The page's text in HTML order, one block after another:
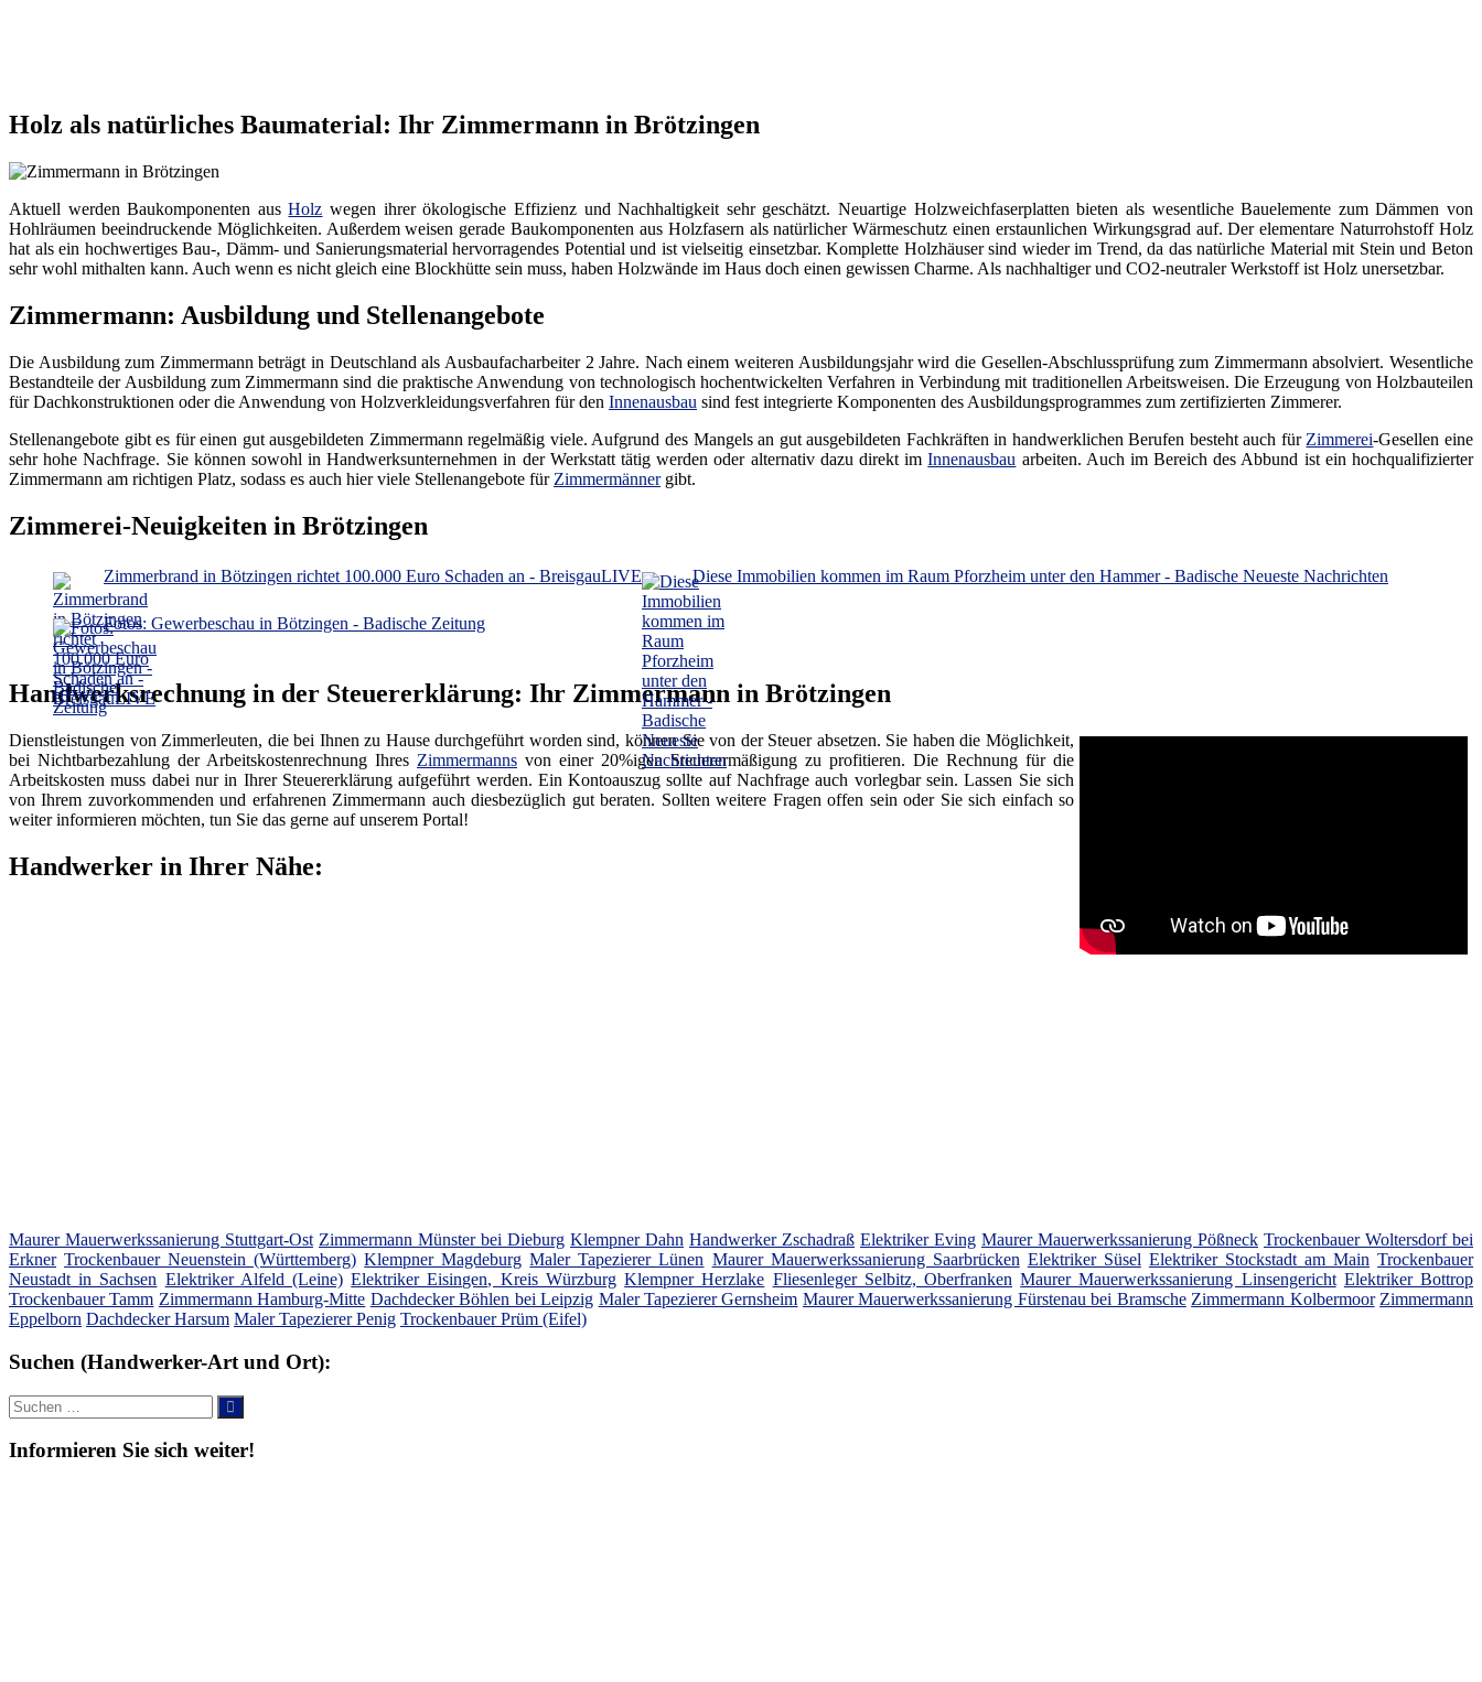
Holz als natürliches Baumaterial: Ihr Zimmermann in Brötzingen
Aktuell werden Baukomponenten ausHolz wegen ihrer ökologische Effizienz und Nachhaltigkeit sehr geschätzt. Neuartige Holzweichfaserplatten bieten als wesentliche Bauelemente zum Dämmen von
Hohlräumen beeindruckende Möglichkeiten. Außerdem weisen gerade Baukomponenten aus Holzfasern als natürlicher Wärmeschutz einen erstaunlichen Wirkungsgrad auf. Der elementare Naturrohstoff Holz
hat als ein hochwertiges Bau-, Dämm- und Sanierungsmaterial hervorragendes Potential und ist vielseitig einsetzbar. Komplette Holzhäuser sind wieder im Trend, da das natürliche Material mit Stein und Beton
sehr wohl mithalten kann. Auch wenn es nicht gleich eine Blockhütte sein muss, haben Holzwände im Haus doch einen gewissen Charme. Als nachhaltiger und CO2-neutraler Werkstoff ist Holz unersetzbar.
Zimmermann: Ausbildung und Stellenangebote
Die Ausbildung zum Zimmermann beträgt in Deutschland als Ausbaufacharbeiter 2 Jahre. Nach einem weiteren Ausbildungsjahr wird die Gesellen-Abschlussprüfung zum Zimmermann absolviert. Wesentliche
Bestandteile der Ausbildung zum Zimmermann sind die praktische Anwendung von technologisch hochentwickelten Verfahren in Verbindung mit traditionellen Arbeitsweisen. Die Erzeugung von Holzbauteilen
für Dachkonstruktionen oder die Anwendung von Holzverkleidungsverfahren für den Innenausbau sind fest integrierte Komponenten des Ausbildungsprogrammes zum zertifizierten Zimmerer.
Stellenangebote gibt es für einen gut ausgebildeten Zimmermann regelmäßig viele. Aufgrund des Mangels an gut ausgebildeten Fachkräften in handwerklichen Berufen besteht auch für Zimmerei-Gesellen eine
sehr hohe Nachfrage. Sie können sowohl in Handwerksunternehmen in der Werkstatt tätig werden oder alternativ dazu direkt imInnenausbau arbeiten. Auch im Bereich des Abbund ist ein hochqualifizierter
Zimmermann am richtigen Platz, sodass es auch hier viele Stellenangebote für Zimmermännergibt.
Zimmerei-Neuigkeiten in Brötzingen
Zimmerbrand in Bötzingen richtet 100.000 Euro Schaden an - BreisgauLIVE Diese Immobilien kommen im Raum Pforzheim unter den Hammer - Badische Neueste Nachrichten
Fotos: Gewerbeschau in Bötzingen - Badische Zeitung
Handwerksrechnung in der Steuererklärung: Ihr Zimmermann in Brötzingen
Dienstleistungen von Zimmerleuten, die bei Ihnen zu Hause durchgeführt worden sind, können Sie von der Steuer absetzen. Sie haben die Möglichkeit,
bei Nichtbarbezahlung der Arbeitskostenrechnung Ihres Zimmermanns von einer 20%igen Steuerermäßigung zu profitieren. Die Rechnung für die
Arbeitskosten muss dabei nur in Ihrer Steuererklärung aufgeführt werden. Ein Kontoauszug sollte auf Nachfrage auch vorlegbar sein. Lassen Sie sich
von Ihrem zuvorkommenden und erfahrenen Zimmermann auch diesbezüglich gut beraten. Sollten weitere Fragen offen sein oder Sie sich einfach so
weiter informieren möchten, tun Sie das gerne auf unserem Portal!
Handwerker in Ihrer Nähe:
Maurer Mauerwerkssanierung Stuttgart-Ost Zimmermann Münster bei Dieburg Klempner Dahn Handwerker Zschadraß Elektriker Eving Maurer Mauerwerkssanierung Pößneck Trockenbauer Woltersdorf bei
Erkner Trockenbauer Neuenstein (Württemberg) Klempner Magdeburg Maler Tapezierer Lünen Maurer Mauerwerkssanierung Saarbrücken Elektriker Süsel Elektriker Stockstadt am Main Trockenbauer
Neustadt in Sachsen Elektriker Alfeld (Leine) Elektriker Eisingen, Kreis Würzburg Klempner Herzlake Fliesenleger Selbitz, Oberfranken Maurer Mauerwerkssanierung Linsengericht Elektriker Bottrop
Trockenbauer Tamm Zimmermann Hamburg-Mitte Dachdecker Böhlen bei Leipzig Maler Tapezierer Gernsheim Maurer Mauerwerkssanierung Fürstenau bei Bramsche Zimmermann Kolbermoor Zimmermann
Eppelborn Dachdecker Harsum Maler Tapezierer Penig Trockenbauer Prüm (Eifel)
Suchen (Handwerker-Art und Ort):
Suche
nach:
Suchen
Informieren Sie sich weiter!